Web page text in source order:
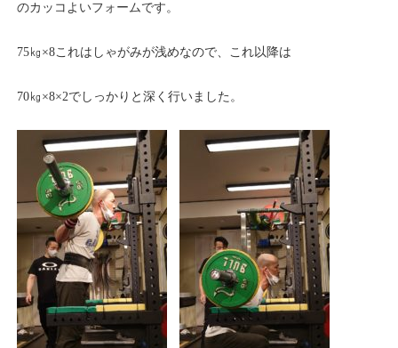
のカッコよいフォームです。
75㎏×8これはしゃがみが浅めなので、これ以降は
70㎏×8×2でしっかりと深く行いました。